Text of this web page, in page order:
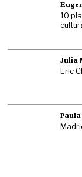
10
Julia
Eric